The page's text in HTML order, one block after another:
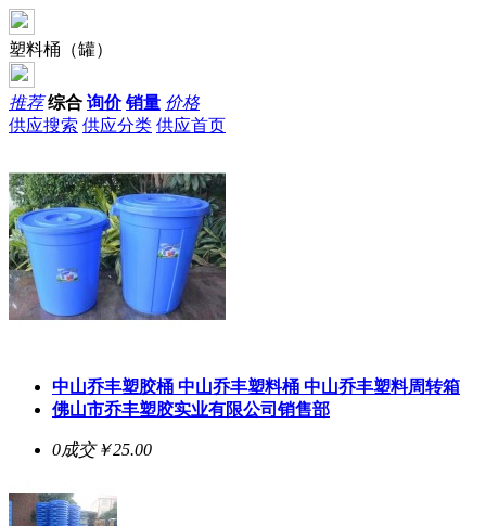
塑料桶（罐）
推荐 综合 询价 销量 价格
供应搜索 供应分类 供应首页
中山乔丰塑胶桶 中山乔丰塑料桶 中山乔丰塑料周转箱
佛山市乔丰塑胶实业有限公司销售部
0成交￥25.00